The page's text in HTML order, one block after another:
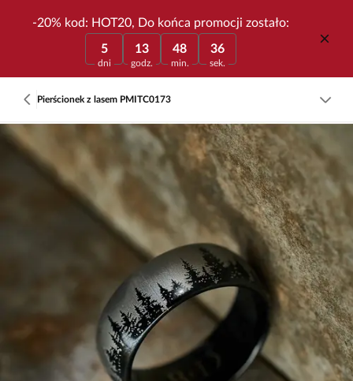
-20% kod: HOT20, Do końca promocji zostało:
5
dni
13
godz.
48
min.
36
sek.
Pierścionek z lasem PMITC0173